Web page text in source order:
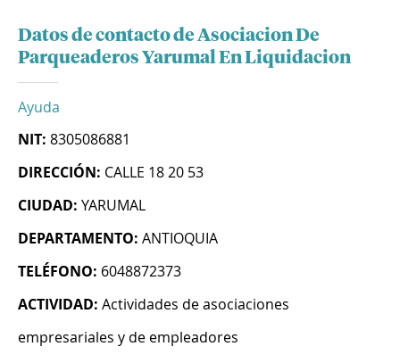
Datos de contacto de Asociacion De
Parqueaderos Yarumal En Liquidacion
Ayuda
NIT: 8305086881
DIRECCIÓN: CALLE 18 20 53
CIUDAD: YARUMAL
DEPARTAMENTO: ANTIOQUIA
TELÉFONO: 6048872373
ACTIVIDAD: Actividades de asociaciones
empresariales y de empleadores